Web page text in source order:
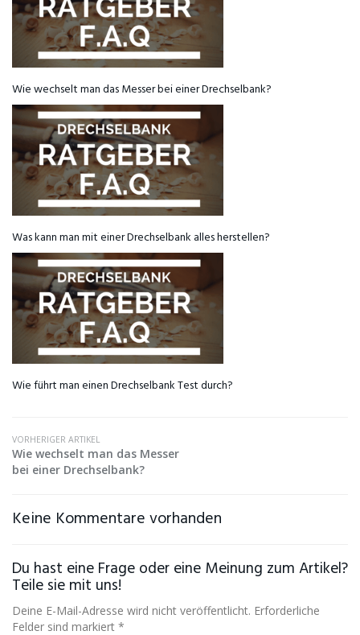
Wie wechselt man das Messer bei einer Drechselbank?
Was kann man mit einer Drechselbank alles herstellen?
Wie führt man einen Drechselbank Test durch?
VORHERIGER ARTIKEL
Wie wechselt man das Messer
bei einer Drechselbank?
Keine Kommentare vorhanden
Du hast eine Frage oder eine Meinung zum Artikel?
Teile sie mit uns!
Deine E-Mail-Adresse wird nicht veröffentlicht. Erforderliche
Felder sind markiert *